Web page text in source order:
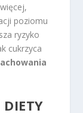
poziomu
ryzyko
cukrzyca